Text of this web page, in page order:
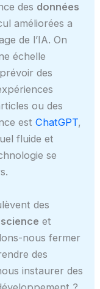
des données
améliorées a
de l’IA. On
échelle
des
ou des
estChatGPT,
fluide et
se
des
et
nous fermer
des
instaurer des